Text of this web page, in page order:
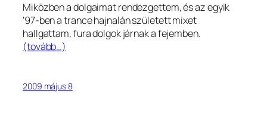
Miközben a dolgaimat rendezgettem, és az egyik
’97-ben a trance hajnalán született mixet
hallgattam, fura dolgok járnak a fejemben.
(tovább…)
2009 május 8